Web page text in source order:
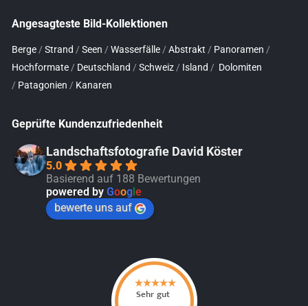
Angesagteste Bild-Kollektionen
Berge/ Strand / Seen / Wasserfälle/ Abstrakt / Panoramen /
Hochformate/ Deutschland / Schweiz/ Island / Dolomiten
/ Patagonien / Kanaren
Geprüfte Kundenzufriedenheit
Landschaftsfotografie David Köster
5.0
Basierend auf 188 Bewertungen
powered by Goog e
bewerte uns auf